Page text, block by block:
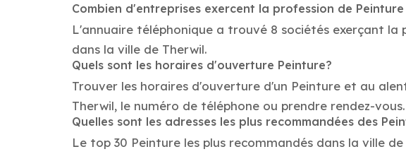
Combien d'entreprises exercent la profession de
L'annuaire téléphonique a trouvé 8 sociétés exerçant
dans la ville de Therwil.
Quels sont les horaires d'ouverture Peinture?
Trouver les horaires d'ouverture d'un Peinture et au
Therwil, le numéro de téléphone ou prendre rendez-vous.
Quelles sont les adresses les plus recommandées des
Le top 30 Peinture les plus recommandés dans la ville